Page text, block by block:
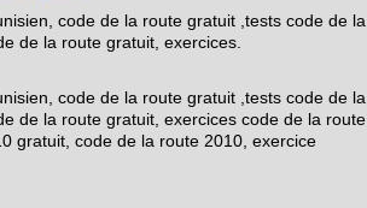
code de la route gratuit ,tests code de la
de la route gratuit, exercices.
code de la route gratuit ,tests code de la
de la route gratuit, exercices code de la route
gratuit, code de la route 2010, exercice